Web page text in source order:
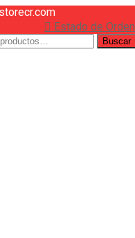
Estado de Orden
Buscar